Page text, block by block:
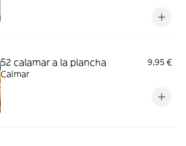
52 calamar a la plancha
9,95 €
Calmar